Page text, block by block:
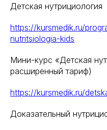
Детская нутрициология
https://kursmedik.ru/
nutritsiologia-kids
Мини-курс «Детская
расширенный тариф)
https://kursmedik.ru/
Доказательный
и Фармацевтического Образования»